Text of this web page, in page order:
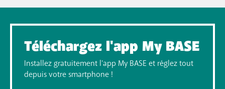
Téléchargez l'app My BASE
Installez gratuitement l'app My BASE et réglez tout
depuis votre​ smartphone ! ​